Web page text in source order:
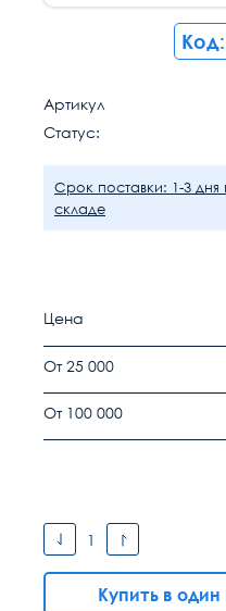
Артикул
Статус:
Срок поставки: 1-3
складе
Цена
От 25 000
От 100 000
Купить в один